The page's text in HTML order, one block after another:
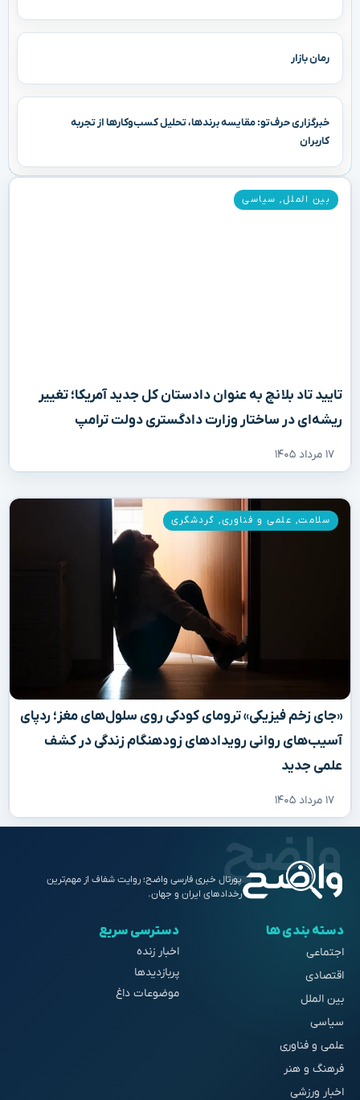
رمان بازار
خبرگزاری حرف‌تو: مقایسه برندها، تحلیل کسب‌وکارها از تجربه
کاربران
تایید تاد بلانچ به عنوان دادستان کل جدید آمریکا؛ تغییر
ریشه‌ای در ساختار وزارت دادگستری دولت ترامپ
۱۷ مرداد ۱۴۰۵
بین الملل, سیاسی
«جای زخم فیزیکی» ترومای کودکی روی سلول‌های مغز؛ ردپای
آسیب‌های روانی رویدادهای زودهنگام زندگی در کشف
علمی جدید
۱۷ مرداد ۱۴۰۵
سلامت, علمی و فناوری, گردشگری
پورتال خبری فارسی واضح؛ روایت شفاف از مهم‌ترین
رخدادهای ایران و جهان.
دسته بندی ها
اجتماعی
اقتصادی
بین الملل
سیاسی
علمی و فناوری
فرهنگ و هنر
اخبار ورزشی
دسترسی سریع
اخبار زنده
پربازدیدها
موضوعات داغ